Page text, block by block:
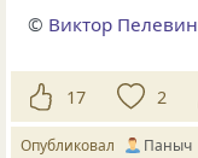
© Виктор Пелевин
17 2
Опубликовал Паныч